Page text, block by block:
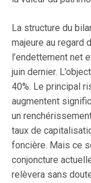
La structure du
majeure au regard
l’endettement net
juin dernier.
40%. Le principal
augmentent
un
taux de
foncière. Mais ce
conjoncture
relèvera sans